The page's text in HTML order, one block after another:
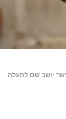
שם למעלה